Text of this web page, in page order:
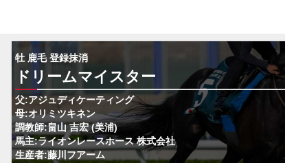
牡 鹿毛 登録抹消
ドリームマイスター
父:アジュディケーティング
母:オリミツキネン
調教師:畠山 吉宏 (美浦)
馬主:ライオンレースホース 株式会社
生産者:藤川フアーム